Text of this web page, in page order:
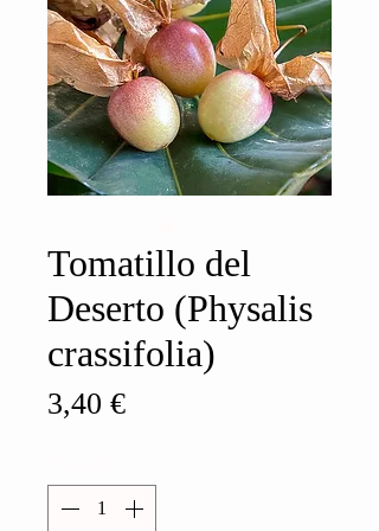
Tomatillo del
Deserto (Physalis
crassifolia)
3,40 €Prezzo